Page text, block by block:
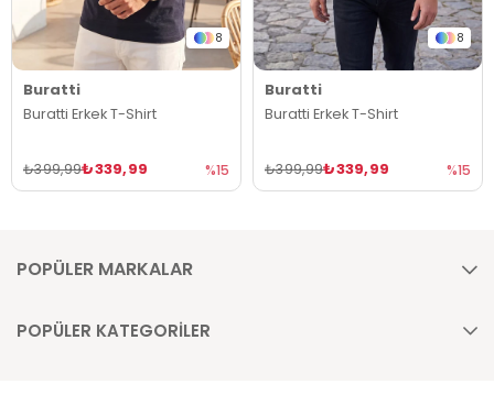
8
Buratti
Buratti Erkek T-Shirt
₺339,99
₺399,99 %15
8
Buratti
Buratti Erkek T-Shirt
₺339,99
₺399,99 %15
POPÜLER MARKALAR
POPÜLER KATEGORİLER